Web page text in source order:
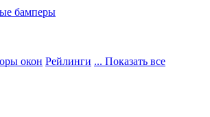
бамперы
окон Рейлинги ... Показать все